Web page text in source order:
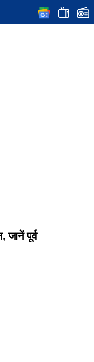
पूर्व